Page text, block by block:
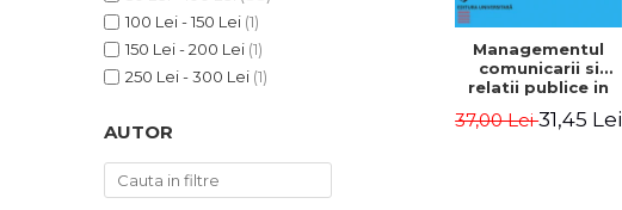
PACHETE DE STUDIU
PROMOȚIILE LUNII
100 Lei - 150 Lei (1)
150 Lei - 200 Lei (1)
250 Lei - 300 Lei (1)
AUTOR
Managementul
comunicarii si
relatii publice in
Dumitrascu
37,00 Lei31,45 Lei